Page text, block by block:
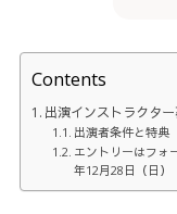
Contents
出演インストラクタ
出演者条件と特典
エントリーはフォ
年12月28日（日）